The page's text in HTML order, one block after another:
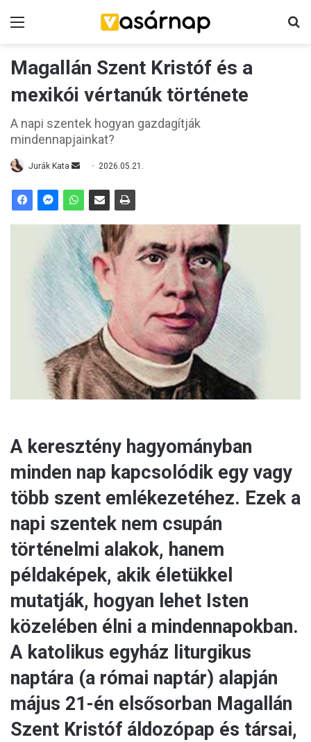
Magallán Szent Kristóf és a
mexikói vértanúk története
A napi szentek hogyan gazdagítják
mindennapjainkat?
Jurák Kata
a
n
e
m
2026.05.21.
A keresztény hagyományban
minden nap kapcsolódik egy vagy
több szent emlékezetéhez. Ezek a
napi szentek nem csupán
történelmi alakok, hanem
példaképek, akik életükkel
mutatják, hogyan lehet Isten
közelében élni a mindennapokban.
A katolikus egyház liturgikus
naptára (a római naptár) alapján
május 21-én elsősorban Magallán
Szent Kristóf áldozópap és társai,